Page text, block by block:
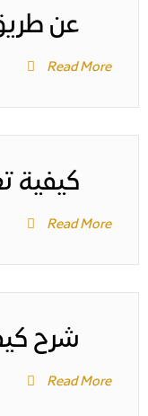
عن
Read More
كيفية
Read More
شرح
Read More